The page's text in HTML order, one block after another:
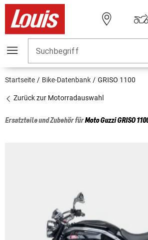
Suchbegriff
Startseite Bike-Datenbank GRISO 1100
Zurück zur Motorradauswahl
Ersatzteile und Zubehör fürMoto GuzziGRISO